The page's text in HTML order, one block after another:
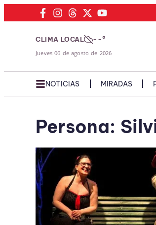
CLIMA LOCAL --°
Jueves 06 de agosto de 2026
NOTICIAS MIRADAS
Persona: